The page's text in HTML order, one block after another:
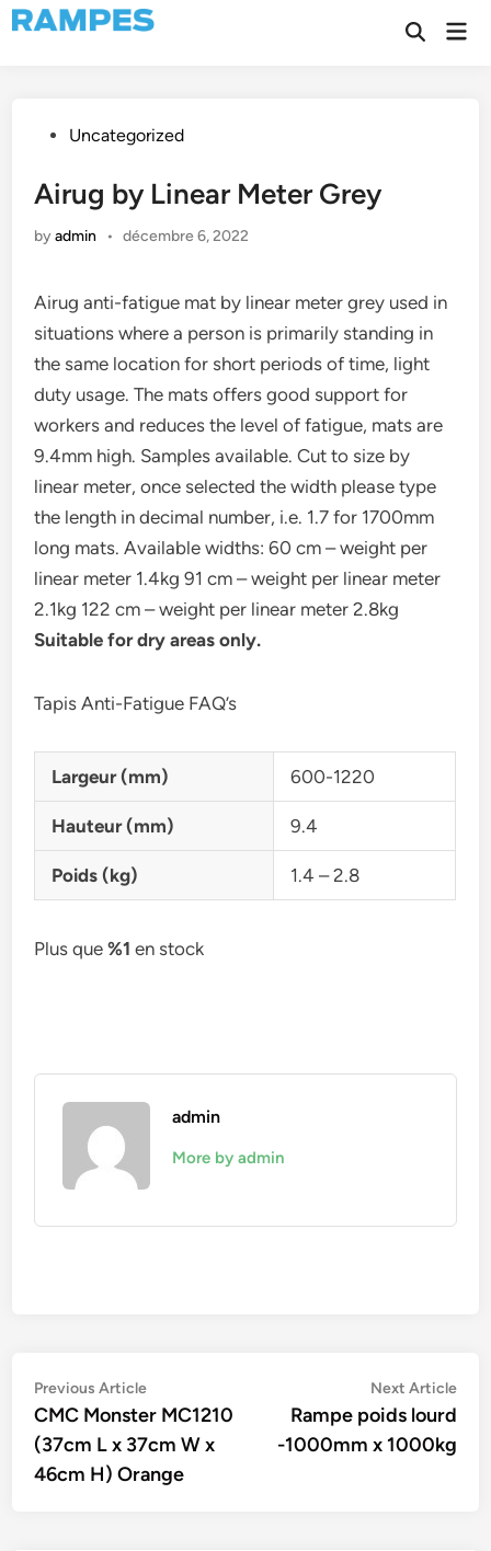
Skip
to
Open
PostedUncategorized
Airug by Linear Meter Grey
byadmin • décembre 6, 2022
Airug anti-fatigue mat by linear meter grey used in
situations where a person is primarily standing in
the same location for short periods of time, light
duty usage. The mats offers good support for
workers and reduces the level of fatigue, mats are
9.4mm high. Samples available. Cut to size by
linear meter, once selected the width please type
the length in decimal number, i.e. 1.7 for 1700mm
long mats. Available widths: 60 cm – weight per
linear meter 1.4kg 91 cm – weight per linear meter
2.1kg 122 cm – weight per linear meter 2.8kg
Suitable for dry areas only.
Tapis Anti-Fatigue FAQ’s
Largeur (mm) 600-1220
Hauteur (mm) 9.4
Poids (kg) 1.4 – 2.8
Plus que%1 en stock
admin
More by admin
Navigation
de
l’article
Previous ArticlePrevious
article:
CMC Monster MC1210
(37cm L x 37cm W x
46cm H) Orange
Next Article
Rampe poids lourd
-1000mm x 1000kg